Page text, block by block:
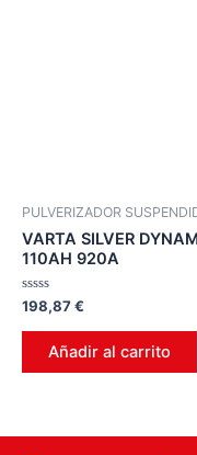
PULVERIZADOR
VARTA SILVER
110AH 920A
Valorado
en
0
198,87€
Añadir al carrito